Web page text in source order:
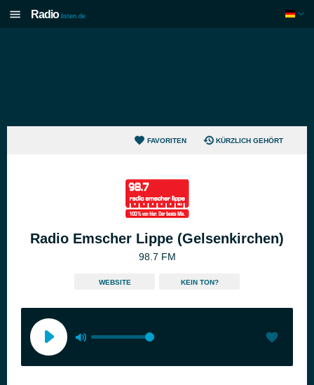
Radio listen.de
FAVORITEN KÜRZLICH GEHÖRT
Radio Emscher Lippe (Gelsenkirchen)
98.7 FM
WEBSITE KEIN TON?